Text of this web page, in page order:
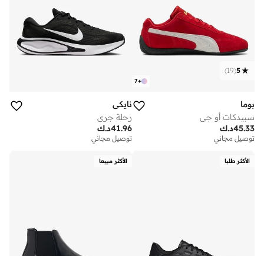
+
7
5
(
19
)
بوما
سبيدكات أو جي
د.ك45.33
توصيل مجاني
نايكي
رحلة جري
د.ك41.96
توصيل مجاني
الأكثر طلبا الأكثر مبيعا